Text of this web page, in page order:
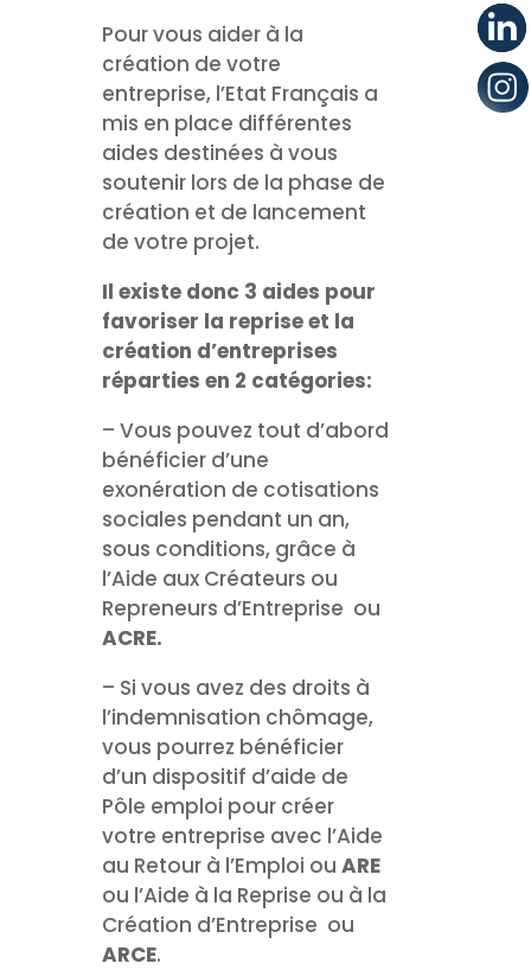
Pour vous aider à la
création de votre
entreprise, l’Etat Français a
mis en place différentes
aides destinées à vous
soutenir lors de la phase de
création et de lancement
de votre projet.
Il existe donc 3 aides pour
favoriser la reprise et la
création d’entreprises
réparties en 2 catégories:
– Vous pouvez tout d’abord
bénéficier d’une
exonération de cotisations
sociales pendant un an,
sous conditions, grâce à
l’Aide aux Créateurs ou
Repreneurs d’Entreprise ou
ACRE.
– Si vous avez des droits à
l’indemnisation chômage,
vous pourrez bénéficier
d’un dispositif d’aide de
Pôle emploi pour créer
votre entreprise avec l’Aide
au Retour à l’Emploi ouARE
ou l’Aide à la Reprise ou à la
Création d’Entreprise ou
ARCE.